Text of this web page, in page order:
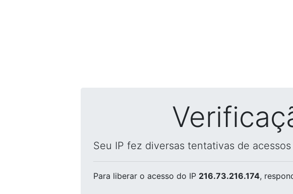
Seu IP fez diversas tentativas de
Para liberar o acesso do IP 216.73.216.174,